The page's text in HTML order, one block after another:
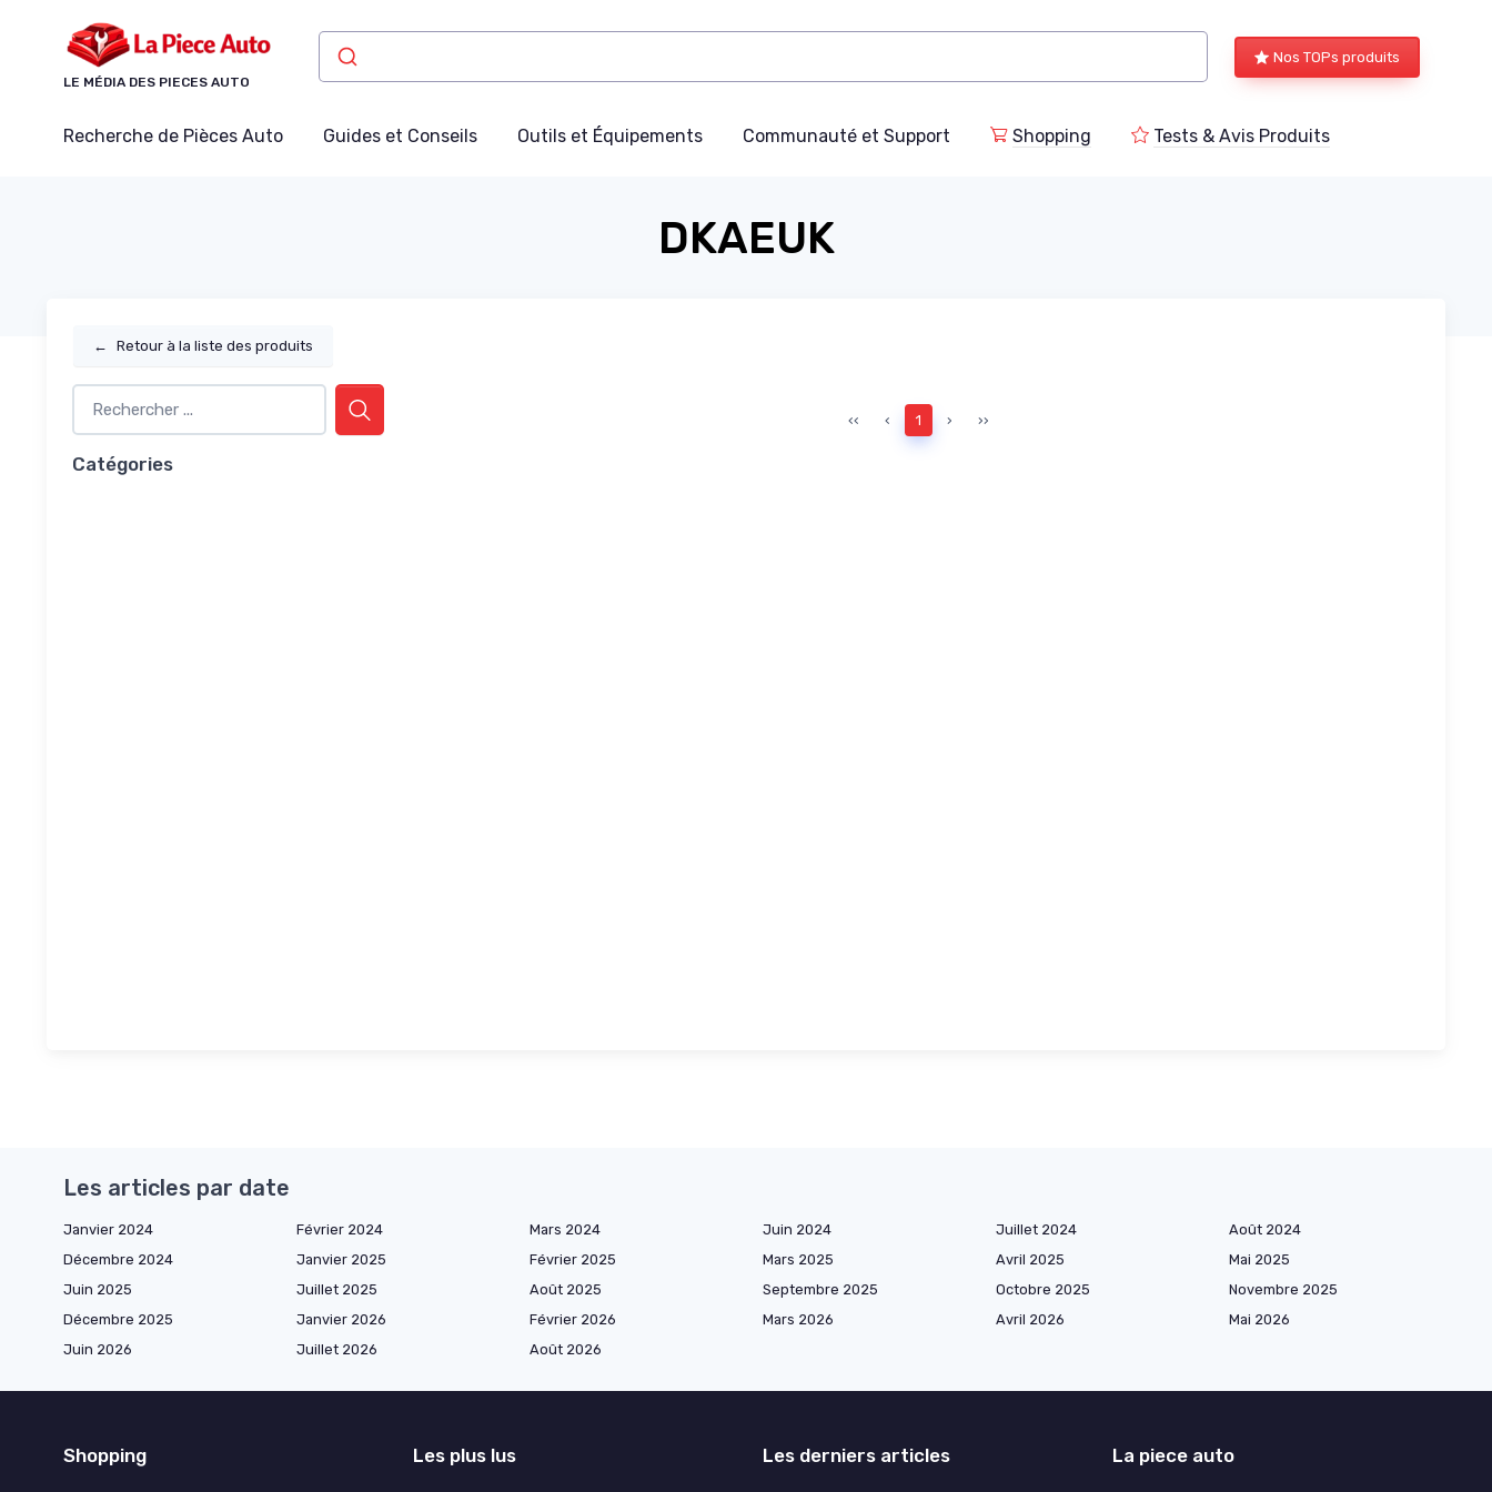
LE MÉDIA DES PIECES AUTO
Nos TOPs produits
Recherche de Pièces Auto Guides et Conseils Outils et Équipements Communauté et Support Shopping Tests & Avis Produits
DKAEUK
← Retour à la liste des produits
Catégories
‹‹ ‹ 1 › ››
Les articles par date
Janvier 2024 Février 2024 Mars 2024 Juin 2024 Juillet 2024
Août 2024
Décembre 2024
Janvier 2025 Février 2025 Mars 2025 Avril 2025
Mai 2025
Juin 2025
Juillet 2025 Août 2025 Septembre 2025 Octobre 2025
Novembre 2025
Décembre 2025
Janvier 2026 Février 2026 Mars 2026 Avril 2026
Mai 2026
Juin 2026
Juillet 2026 Août 2026
Shopping Les plus lus Les derniers articles La piece auto